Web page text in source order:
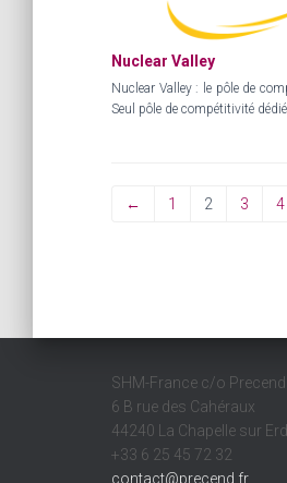
Nuclear Valley
Nuclear Valley : le pôle de
Seul pôle de compétitivité
← 1 2 3 4
SHM-France c/o Precend
6 B rue des Cahéraux
44240 La Chapelle sur
+33 6 25 45 72 32
contact@precend.fr